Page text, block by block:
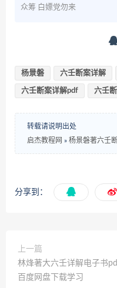
众筹 白嫖党勿来
杨景磐 六壬断案详解
六壬断案详解pdf 六壬
转载请说明出处
启杰教程网 » 杨景磐著六壬
分享到：
上一篇
林烽著大六壬详解电子书
百度网盘下载学习